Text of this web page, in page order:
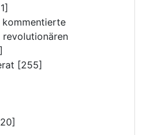
kommentierte
revolutionären
[255]